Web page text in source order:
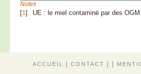
Notes
[1] UE : le miel contaminé par des
ACCUEIL | CONTACT | |